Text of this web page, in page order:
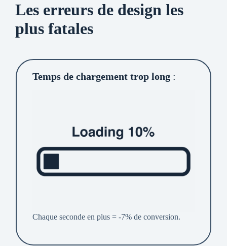
Les erreurs de design les
plus fatales
Temps de chargement trop long :
Chaque seconde en plus = -7% de conversion.